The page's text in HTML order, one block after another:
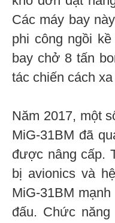
Các máy bay
phi công ngồi
bay chở 8 tấn
tác chiến cách
Năm 2017, một
MiG-31BM đã
được nâng cấp.
bị avionics và
MiG-31BM
đấu. Chức